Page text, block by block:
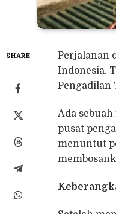
SHARE
​Perjalanan
Indonesia.
Pengadilan
​Ada
pusat
menuntut